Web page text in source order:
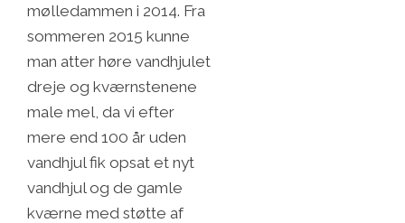
mølledammen i 2014. Fra
sommeren 2015 kunne
man atter høre vandhjulet
dreje og kværnstenene
male mel, da vi efter
mere end 100 år uden
vandhjul fik opsat et nyt
vandhjul og de gamle
kværne med støtte af